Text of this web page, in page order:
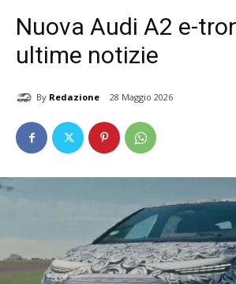
Nuova Audi A2 e-
ultime notizie
By Redazione 28 Maggio 2026